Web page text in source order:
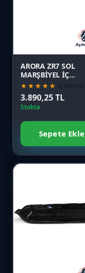
ARORA ZR7 SOL
MARŞBİYEL İÇ
PLS.BEYAZ
★★★★★
3.890,25 TL
Stokta
Sepete Ekle
Favori